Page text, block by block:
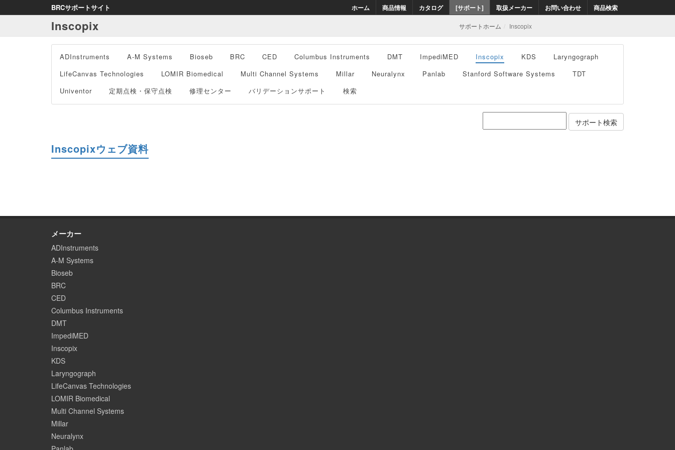
BRCサポートサイト ホーム 商品情報 カタログ [サポート] 取扱メーカー お問い合わせ 商品検索
Inscopix サポートホーム Inscopix
ADInstruments A-M Systems Bioseb BRC CED Columbus Instruments DMT ImpediMED Inscopix KDS
Laryngograph
LifeCanvas Technologies
LOMIR Biomedical Multi Channel Systems Millar Neuralynx Panlab Stanford Software Systems
TDT
Univentor
定期点検・保守点検 修理センター バリデーションサポート 検索
Inscopixウェブ資料
メーカー
ADInstruments
A-M Systems
Bioseb
BRC
CED
Columbus Instruments
DMT
ImpediMED
Inscopix
KDS
Laryngograph
LifeCanvas Technologies
LOMIR Biomedical
Multi Channel Systems
Millar
Neuralynx